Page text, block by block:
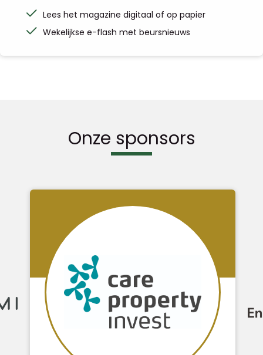
Lees het magazine digitaal of op papier
Wekelijkse e-flash met beursnieuws
Onze sponsors